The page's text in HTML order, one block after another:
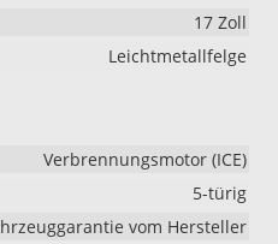
17 Zoll
Leichtmetallfelge
Verbrennungsmotor (ICE)
5-türig
vom Hersteller